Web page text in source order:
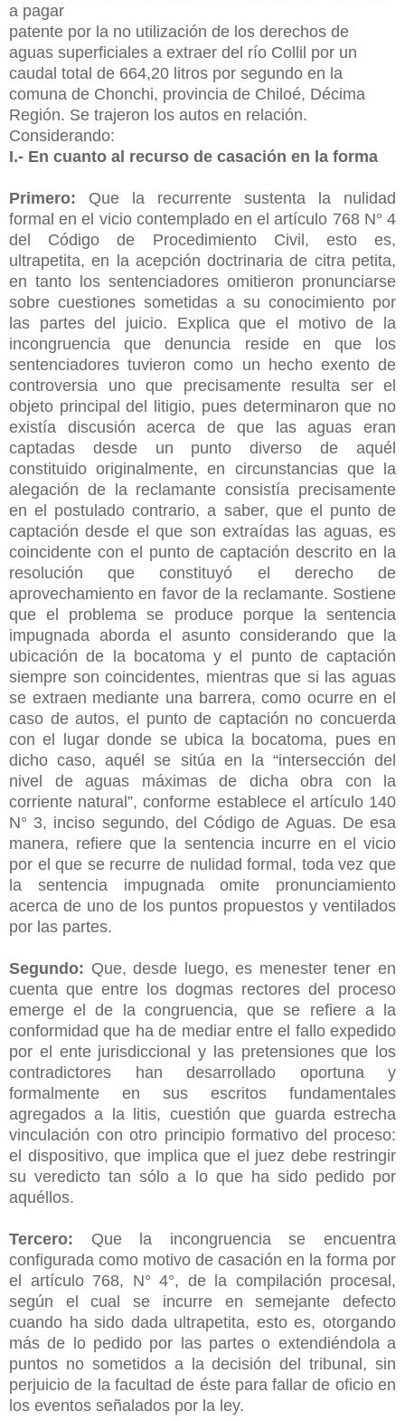
a pagar
patente por la no utilización de los derechos de
aguas superficiales a extraer del río Collil por un
caudal total de 664,20 litros por segundo en la
comuna de Chonchi, provincia de Chiloé, Décima
Región. Se trajeron los autos en relación.
Considerando:
I.- En cuanto al recurso de casación en la forma
Primero: Que la recurrente sustenta la nulidad
formal en el vicio contemplado en el artículo 768 N° 4
del Código de Procedimiento Civil, esto es,
ultrapetita, en la acepción doctrinaria de citra petita,
en tanto los sentenciadores omitieron pronunciarse
sobre cuestiones sometidas a su conocimiento por
las partes del juicio. Explica que el motivo de la
incongruencia que denuncia reside en que los
sentenciadores tuvieron como un hecho exento de
controversia uno que precisamente resulta ser el
objeto principal del litigio, pues determinaron que no
existía discusión acerca de que las aguas eran
captadas desde un punto diverso de aquél
constituido originalmente, en circunstancias que la
alegación de la reclamante consistía precisamente
en el postulado contrario, a saber, que el punto de
captación desde el que son extraídas las aguas, es
coincidente con el punto de captación descrito en la
resolución que constituyó el derecho de
aprovechamiento en favor de la reclamante. Sostiene
que el problema se produce porque la sentencia
impugnada aborda el asunto considerando que la
ubicación de la bocatoma y el punto de captación
siempre son coincidentes, mientras que si las aguas
se extraen mediante una barrera, como ocurre en el
caso de autos, el punto de captación no concuerda
con el lugar donde se ubica la bocatoma, pues en
dicho caso, aquél se sitúa en la “intersección del
nivel de aguas máximas de dicha obra con la
corriente natural”, conforme establece el artículo 140
N° 3, inciso segundo, del Código de Aguas. De esa
manera, refiere que la sentencia incurre en el vicio
por el que se recurre de nulidad formal, toda vez que
la sentencia impugnada omite pronunciamiento
acerca de uno de los puntos propuestos y ventilados
por las partes.
Segundo: Que, desde luego, es menester tener en
cuenta que entre los dogmas rectores del proceso
emerge el de la congruencia, que se refiere a la
conformidad que ha de mediar entre el fallo expedido
por el ente jurisdiccional y las pretensiones que los
contradictores han desarrollado oportuna y
formalmente en sus escritos fundamentales
agregados a la litis, cuestión que guarda estrecha
vinculación con otro principio formativo del proceso:
el dispositivo, que implica que el juez debe restringir
su veredicto tan sólo a lo que ha sido pedido por
aquéllos.
Tercero: Que la incongruencia se encuentra
configurada como motivo de casación en la forma por
el artículo 768, N° 4°, de la compilación procesal,
según el cual se incurre en semejante defecto
cuando ha sido dada ultrapetita, esto es, otorgando
más de lo pedido por las partes o extendiéndola a
puntos no sometidos a la decisión del tribunal, sin
perjuicio de la facultad de éste para fallar de oficio en
los eventos señalados por la ley.